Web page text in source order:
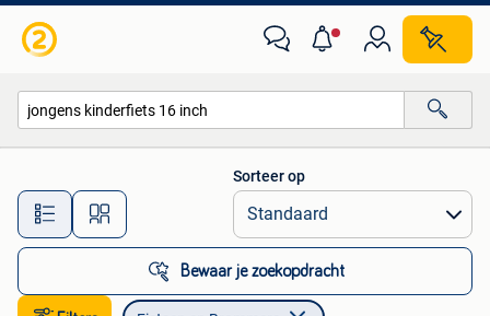
Alle afstanden…
Sorteer op
Bewaar je zoekopdracht